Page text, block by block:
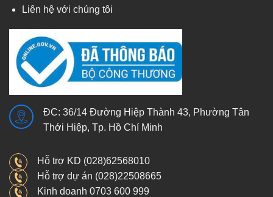
Liên hệ với chúng tôi
ĐC: 36/14 Đường Hiệp Thành 43, Phường Tân
Thới Hiệp, Tp. Hồ Chí Minh
Hỗ trợ KD (028)62568010
Hỗ trợ dự án (028)22508665
Kinh doanh 0703 600 999